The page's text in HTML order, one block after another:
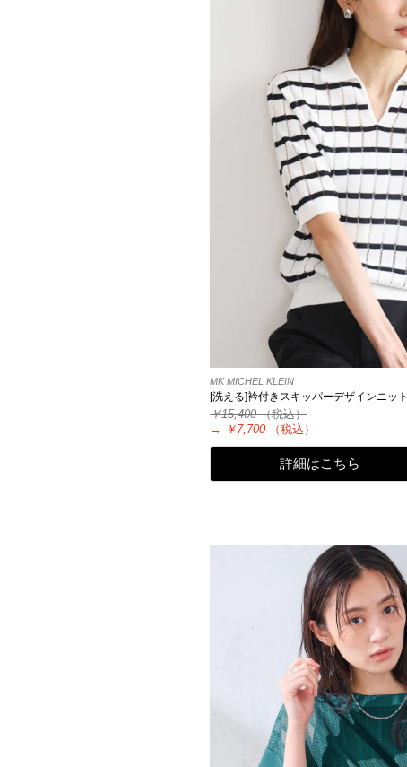
MK MICHEL KLEIN
[洗える]衿付きスキッパーデザインニット
￥15,400（税込）
→
￥7,700 （税込）
詳細はこちら